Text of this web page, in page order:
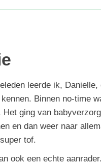
leerde ik,
Binnen no-time
Het ging van
en dan weer naar
tof.
ook een echte